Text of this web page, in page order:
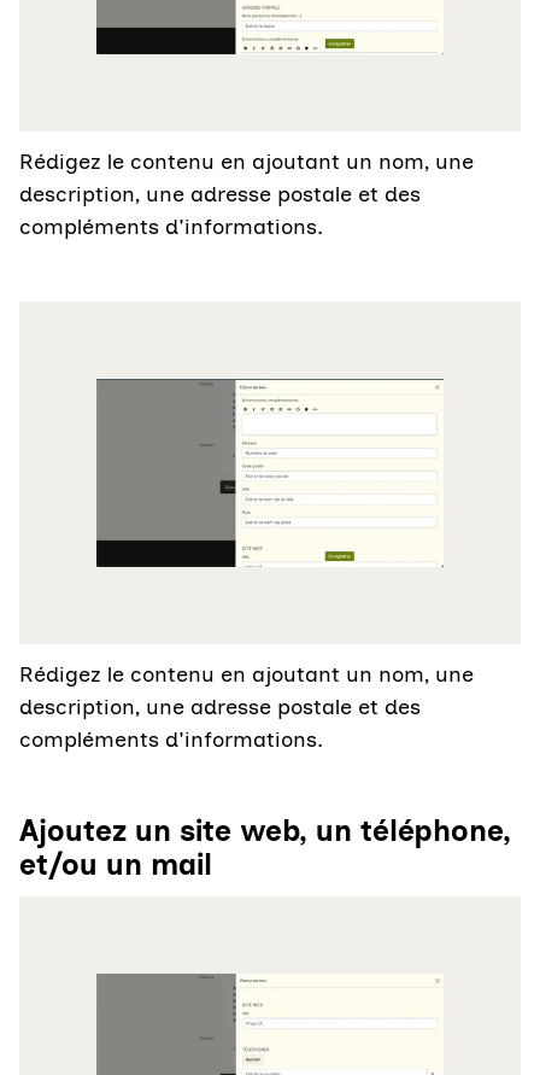
Rédigez le contenu en ajoutant un nom, une
description, une adresse postale et des
compléments d'informations.
Rédigez le contenu en ajoutant un nom, une
description, une adresse postale et des
compléments d'informations.
Ajoutez un site web, un téléphone,
et/ou un mail